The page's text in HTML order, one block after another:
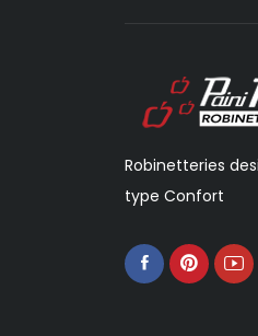
Robinetteries
type Confort